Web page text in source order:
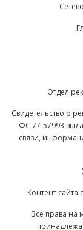
Отдел
Свидетельство о
ФС 77-57993
связи,
Контент сайта
Все права на